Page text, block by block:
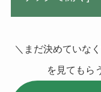
＼まだ決めていな
を見てもら